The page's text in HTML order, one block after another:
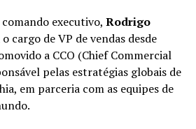
executivo, Rodrigo
cargo de VP de vendas desde
a CCO (Chief Commercial
pelas estratégias globais de
em parceria com as equipes de